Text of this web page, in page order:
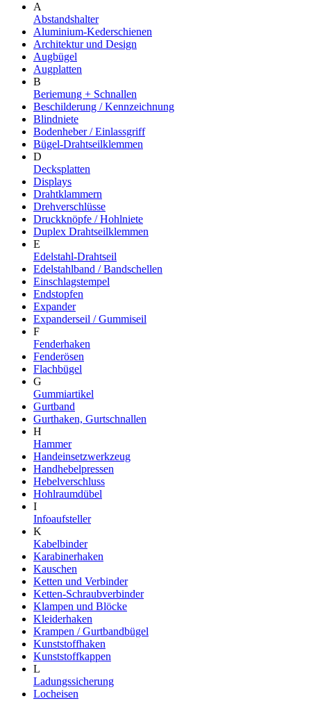
A
Abstandshalter
Aluminium-Kederschienen
Architektur und Design
Augbügel
Augplatten
B
Beriemung + Schnallen
Beschilderung / Kennzeichnung
Blindniete
Bodenheber / Einlassgriff
Bügel-Drahtseilklemmen
D
Decksplatten
Displays
Drahtklammern
Drehverschlüsse
Druckknöpfe / Hohlniete
Duplex Drahtseilklemmen
E
Edelstahl-Drahtseil
Edelstahlband / Bandschellen
Einschlagstempel
Endstopfen
Expander
Expanderseil / Gummiseil
F
Fenderhaken
Fenderösen
Flachbügel
G
Gummiartikel
Gurtband
Gurthaken, Gurtschnallen
H
Hammer
Handeinsetzwerkzeug
Handhebelpressen
Hebelverschluss
Hohlraumdübel
I
Infoaufsteller
K
Kabelbinder
Karabinerhaken
Kauschen
Ketten und Verbinder
Ketten-Schraubverbinder
Klampen und Blöcke
Kleiderhaken
Krampen / Gurtbandbügel
Kunststoffhaken
Kunststoffkappen
L
Ladungssicherung
Locheisen